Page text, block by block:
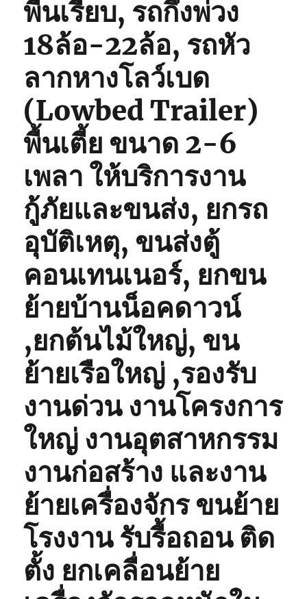
พื้นเรียบ, รถกึ่งพ่วง
18ล้อ-22ล้อ, รถหัว
ลากหางโลว์เบด
(Lowbed Trailer)
พื้นเตี้ย ขนาด 2-6
เพลา ให้บริการงาน
กู้ภัยและขนส่ง, ยกรถ
อุบัติเหตุ, ขนส่งตู้
คอนเทนเนอร์, ยกขน
ย้ายบ้านน็อคดาวน์
,ยกต้นไม้ใหญ่, ขน
ย้ายเรือใหญ่ ,รองรับ
งานด่วน งานโครงการ
ใหญ่ งานอุตสาหกรรม
งานก่อสร้าง และงาน
ย้ายเครื่องจักร ขนย้าย
โรงงาน รับรื้อถอน ติด
ตั้ง ยกเคลื่อนย้าย